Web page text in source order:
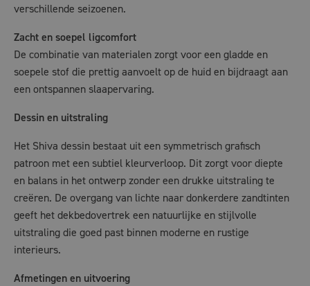
verschillende seizoenen.
Zacht en soepel ligcomfort
De combinatie van materialen zorgt voor een gladde en
soepele stof die prettig aanvoelt op de huid en bijdraagt aan
een ontspannen slaapervaring.
Dessin en uitstraling
Het Shiva dessin bestaat uit een symmetrisch grafisch
patroon met een subtiel kleurverloop. Dit zorgt voor diepte
en balans in het ontwerp zonder een drukke uitstraling te
creëren. De overgang van lichte naar donkerdere zandtinten
geeft het dekbedovertrek een natuurlijke en stijlvolle
uitstraling die goed past binnen moderne en rustige
interieurs.
Afmetingen en uitvoering